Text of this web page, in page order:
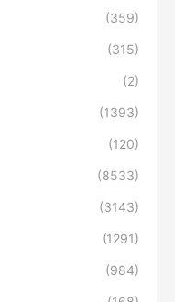
(359)
(315)
(2)
(1393)
(120)
(8533)
(3143)
(1291)
(984)